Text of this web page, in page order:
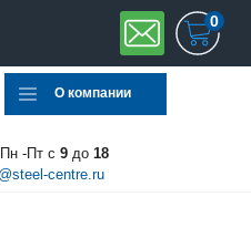
0
О компании
-Пт с 9 до 18
centre.ru